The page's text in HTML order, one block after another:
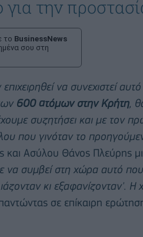
για την
το BusinessNews
σου στη
επιχειρηθεί να συνεχιστεί
600 ατόμων στην Κρήτη,
συζητήσει και με τον
που γινόταν το
και Ασύλου Θάνος Πλεύρης
να συμβεί στη χώρα αυτό
κι εξαφανίζονταν'.
σε επίκαιρη